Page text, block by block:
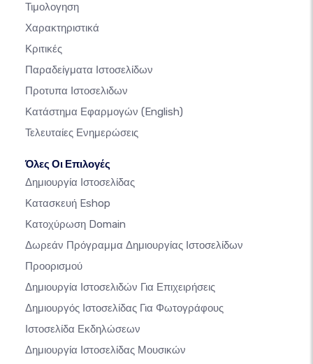
Τιμολογηση
Χαρακτηριστικά
Κριτικές
Παραδείγματα Ιστοσελίδων
Προτυπα Ιστοσελιδων
Κατάστημα Εφαρμογών (English)
Τελευταίες Ενημερώσεις
Όλες Οι Επιλογές
Δημιουργία Ιστοσελίδας
Κατασκευή Eshop
Κατοχύρωση Domain
Δωρεάν Πρόγραμμα Δημιουργίας Ιστοσελίδων
Προορισμού
Δημιουργία Ιστοσελιδών Για Επιχειρήσεις
Δημιουργός Ιστοσελίδας Για Φωτογράφους
Ιστοσελίδα Εκδηλώσεων
Δημιουργία Ιστοσελίδας Μουσικών